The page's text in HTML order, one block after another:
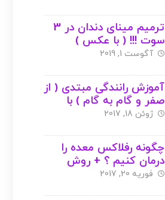
ترمیم مینای دندان در 3
سوت !!! ( با عکس )
آگوست 1, 2019
آموزش رانندگی مبتدی ( از
صفر و گام به گام ) با
عکس
ژوئن 18, 2017
چگونه رفلاکس معده را
درمان کنیم ؟ + روش
خانگی با عکس
فوریه 20, 2017